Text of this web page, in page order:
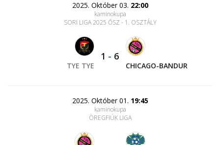
2025. Október 03. 22:00
kaminokupa
SORI LIGA 2025 ŐSZ - 1. OSZTÁLY
TYE TYE
1 - 6
CHICAGO-BANDUR
2025. Október 01. 19:45
kaminokupa
ÖREGFIÚK LIGA